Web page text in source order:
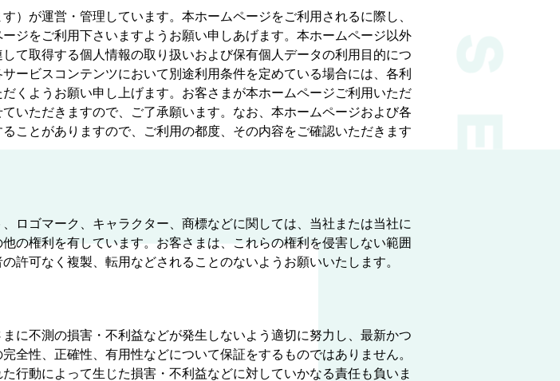
）が運営・管理しています。本ホームページをご利用されるに際し、
ジをご利用下さいますようお願い申しあげます。本ホームページ以外
て取得する個人情報の取り扱いおよび保有個人データの利用目的につ
ービスコンテンツにおいて別途利用条件を定めている場合には、各利
くようお願い申し上げます。お客さまが本ホームページご利用いただ
いただきますので、ご了承願います。なお、本ホームページおよび各
ことがありますので、ご利用の都度、その内容をご確認いただきます
ロゴマーク、キャラクター、商標などに関しては、当社または当社に
の権利を有しています。お客さまは、これらの権利を侵害しない範囲
許可なく複製、転用などされることのないようお願いいたします。
に不測の損害・不利益などが発生しないよう適切に努力し、最新かつ
全性、正確性、有用性などについて保証をするものではありません。
行動によって生じた損害・不利益などに対していかなる責任も負いま